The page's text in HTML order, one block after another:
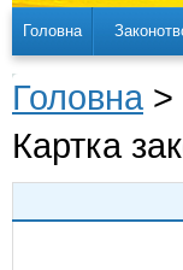
Головна
Головна >
Картка